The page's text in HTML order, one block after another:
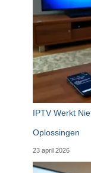
IPTV Werkt
Oplossingen
23 april 2026